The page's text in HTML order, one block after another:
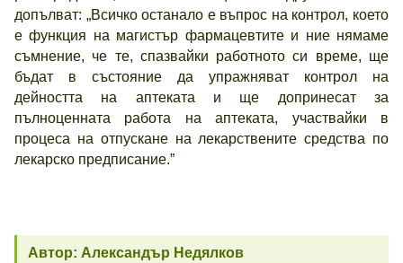
допълват: „Всичко останало е въпрос на контрол, което
е функция на магистър фармацевтите и ние нямаме
съмнение, че те, спазвайки работното си време, ще
бъдат в състояние да упражняват контрол на
дейността на аптеката и ще допринесат за
пълноценната работа на аптеката, участвайки в
процеса на отпускане на лекарствените средства по
лекарско предписание.”
Автор: Александър Недялков